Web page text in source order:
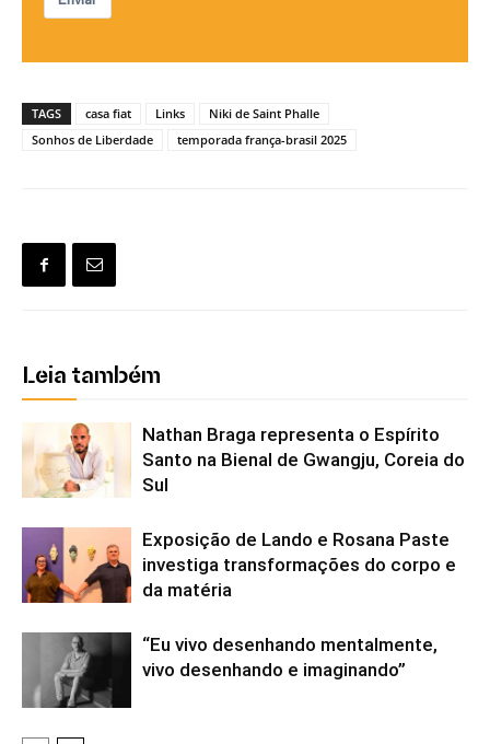
TAGS casa fiat Links
Niki de Saint Phalle
Sonhos de Liberdade
temporada frança-brasil 2025
Leia também
Nathan Braga representa o Espírito
Santo na Bienal de Gwangju, Coreia do
Sul
Exposição de Lando e Rosana Paste
investiga transformações do corpo e
da matéria
“Eu vivo desenhando mentalmente,
vivo desenhando e imaginando”